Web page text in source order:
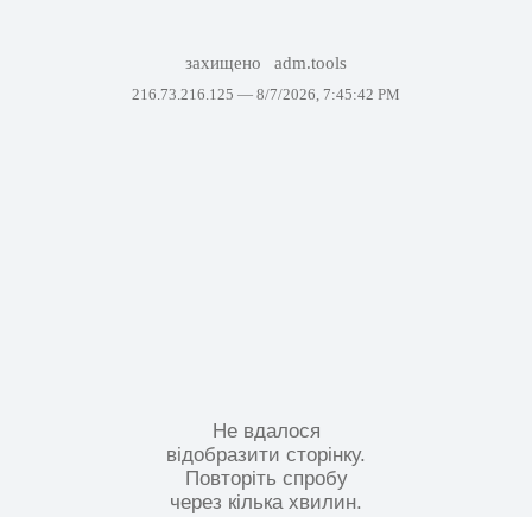
захищено adm.tools
216.73.216.125 — 8/7/2026, 7:45:42 PM
Не вдалося
відобразити сторінку.
Повторіть спробу
через кілька хвилин.